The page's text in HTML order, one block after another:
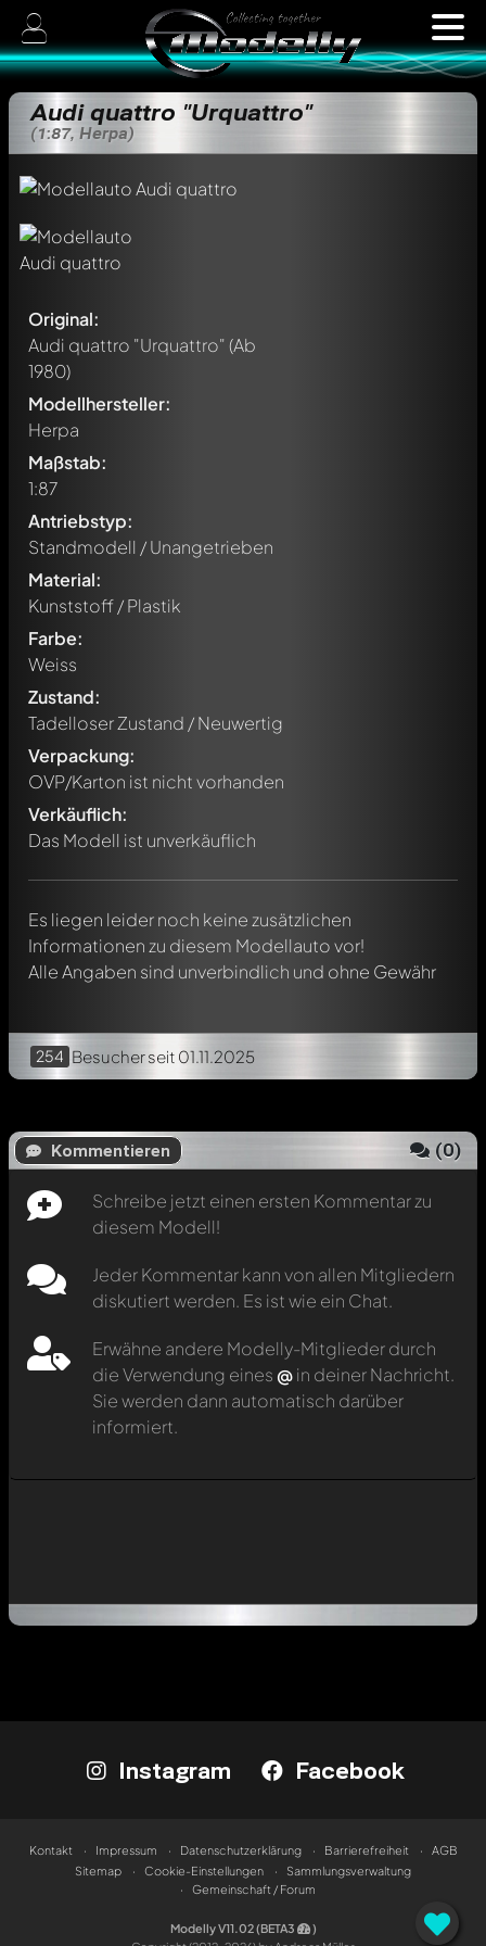
Audi quattro "Urquattro"
(1:87, Herpa)
Original:
Audi quattro "Urquattro"(Ab
1980)
Modellhersteller:
Herpa
Maßstab:
1:87
Antriebstyp:
Standmodell / Unangetrieben
Material:
Kunststoff / Plastik
Farbe:
Weiss
Zustand:
Tadelloser Zustand / Neuwertig
Verpackung:
OVP/Karton ist nicht vorhanden
Verkäuflich:
Das Modell ist unverkäuflich
Es liegen leider noch keine zusätzlichen
Informationen zu diesem Modellauto vor!
Alle Angaben sind unverbindlich und ohne Gewähr
254 Besucherseit 01.11.2025
Kommentieren (0)
Schreibe jetzt einen ersten Kommentar zu
diesem Modell!
Jeder Kommentar kann von allen Mitgliedern
diskutiert werden. Es ist wie ein Chat.
Erwähne andere Modelly-Mitglieder durch
die Verwendung eines @in deiner Nachricht.
Sie werden dann automatisch darüber
informiert.
Schreibe jetzt einen ersten Kommentar zu diesem Modell!
Jeder Kommentar kann von allen Mitgliedern diskutiert
werden. Es ist wie ein Chat.
Erwähne andere Modelly-Mitglieder durch die
automatisch darüber informiert.
Instagram Facebook
Kontakt Impressum Datenschutzerklärung Barrierefreiheit
AGB
Sitemap
Cookie-Einstellungen
Sammlungsverwaltung
Gemeinschaft / Forum
Modelly V11.02 (BETA3
)